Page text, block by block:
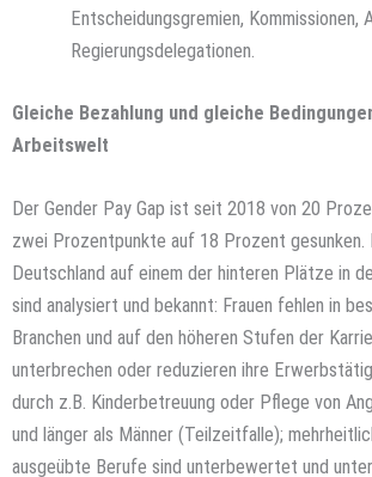
Entscheidungsgremien, Kommissionen,
Regierungsdelegationen.
Gleiche Bezahlung und gleiche
Arbeitswelt
Der Gender Pay Gap ist seit 2018 von 20
zwei Prozentpunkte auf 18 Prozent gesunken.
Deutschland auf einem der hinteren Plätze in
sind analysiert und bekannt: Frauen fehlen in
Branchen und auf den höheren Stufen der
unterbrechen oder reduzieren ihre
durch z.B. Kinderbetreuung oder Pflege von
und länger als Männer (Teilzeitfalle);
ausgeübte Berufe sind unterbewertet und